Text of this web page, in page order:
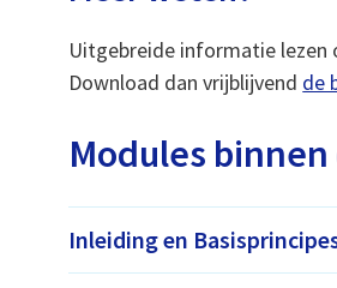
Uitgebreide informatie lezen
Download dan vrijblijvend de
Modules
Inleiding en